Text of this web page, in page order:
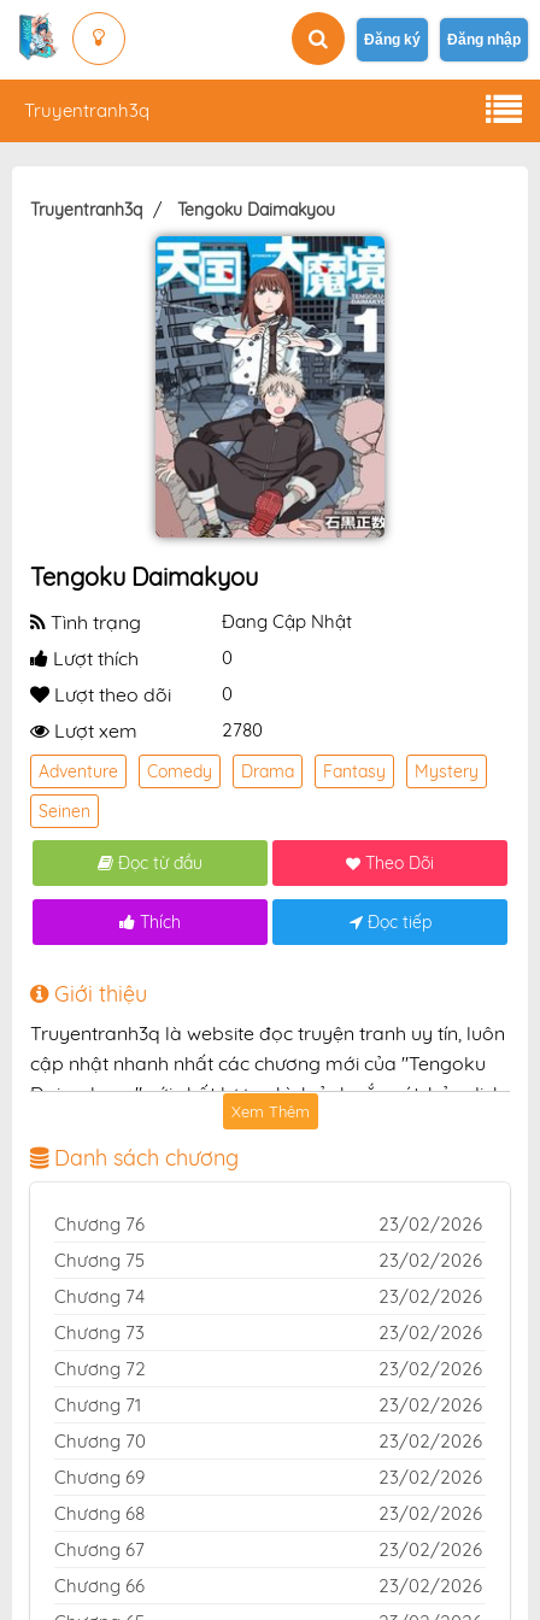
Đăng ký Đăng nhập
Truyentranh3q
Truyentranh3q Tengoku Daimakyou
Tengoku Daimakyou
Tình trạng Đang Cập Nhật
Lượt thích 0
Lượt theo dõi 0
Lượt xem 2780
Adventure Comedy Drama Fantasy
Mystery
Seinen
Đọc từ đầu Theo Dõi
Thích Đọc tiếp
Giới thiệu
Truyentranh3q là website đọc truyện tranh uy tín, luôn
cập nhật nhanh nhất các chương mới của "Tengoku
Daimakyou" với chất lượng hình ảnh sắc nét, bản dịch
chuẩn và giao diện thân thiện, mang đến trải nghiệm
đọc truyện hấp dẫn, tiện lợi, hoàn toàn miễn phí cho
độc giả yêu thích truyện tranh online.
Xem Thêm
Danh sách chương
Chương 76
23/02/2026
Chương 75
23/02/2026
Chương 74
23/02/2026
Chương 73
23/02/2026
Chương 72
23/02/2026
Chương 71
23/02/2026
Chương 70
23/02/2026
Chương 69
23/02/2026
Chương 68
23/02/2026
Chương 67
23/02/2026
Chương 66
23/02/2026